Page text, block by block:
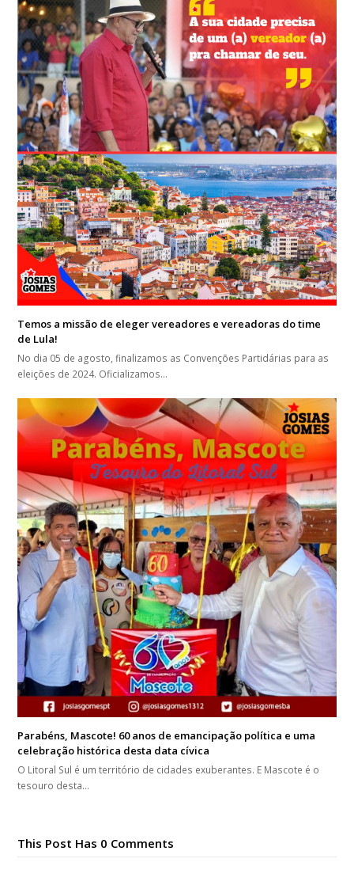
Temos a missão de eleger vereadores e vereadoras do time
de Lula!
No dia 05 de agosto, finalizamos as Convenções Partidárias para as
eleições de 2024. Oficializamos…
Parabéns, Mascote! 60 anos de emancipação política e uma
celebração histórica desta data cívica
O Litoral Sul é um território de cidades exuberantes. E Mascote é o
tesouro desta…
This Post Has 0 Comments